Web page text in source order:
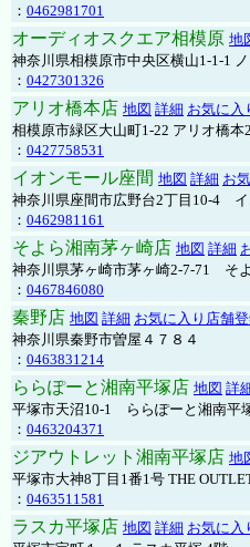
： 0462981701
オーディオスクエア相模原 地
神奈川県相模原市中央区横山1-1-1
： 0427301326
アリオ橋本店 地図 詳細 お気に入
相模原市緑区大山町1-22 アリオ橋本
： 0427758531
イオンモール座間 地図 詳細 お
神奈川県座間市広野台2丁目10-4
： 0462981161
そよら湘南茅ヶ崎店 地図 詳細
神奈川県茅ヶ崎市茅ヶ崎2‐7‐71 そ
： 0467846080
秦野店 地図 詳細 お気に入り店舗
神奈川県秦野市曽屋４７８４
： 0463831214
ららぽーと湘南平塚店 地図 詳
平塚市天沼10-1 ららぽーと湘南平
： 0463204371
ジアウトレット湘南平塚店 地
平塚市大神8丁目1番1号 THE
： 0463511581
ラスカ平塚店 地図 詳細 お気に入